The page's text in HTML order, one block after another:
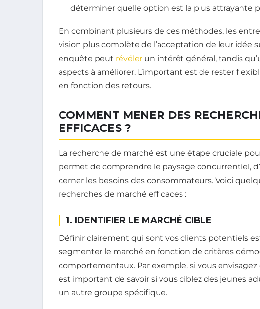
déterminer quelle option est la plus attrayante
En combinant plusieurs de ces méthodes, les
vision plus complète de l’acceptation de leur idée
enquête peut révéler un intérêt général, tandis
aspects à améliorer. L’important est de rester
en fonction des retours.
COMMENT MENER DES
EFFICACES ?
La recherche de marché est une étape cruciale
permet de comprendre le paysage concurrentiel,
cerner les besoins des consommateurs. Voici
recherches de marché efficaces :
1. IDENTIFIER LE MARCHÉ CIBLE
Définir clairement qui sont vos clients potentiels
segmenter le marché en fonction de critères
comportementaux. Par exemple, si vous
est important de savoir si vous ciblez des jeunes
un autre groupe spécifique.